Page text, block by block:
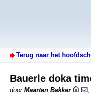
Terug naar het
Bauerle doka
door Maarten Bakker